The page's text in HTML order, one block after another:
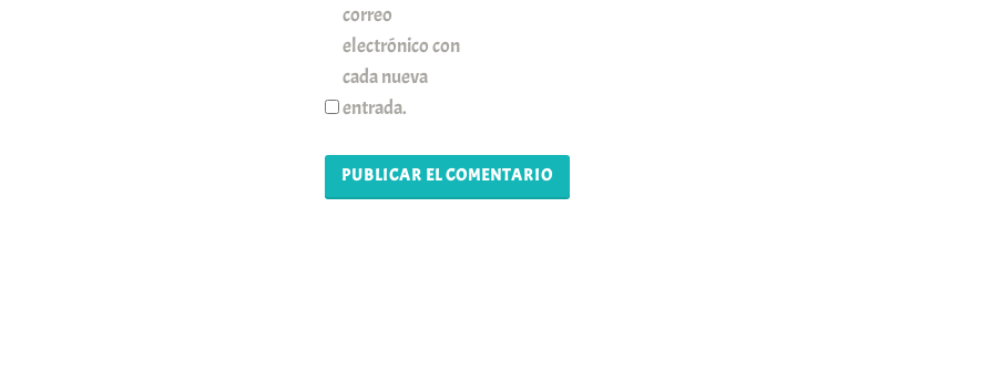
correo
electrónico con
cada nueva
entrada.